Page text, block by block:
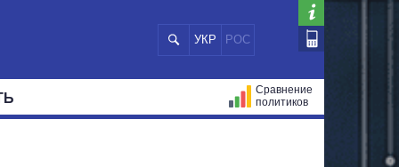
УКР РОС
Сравнение
политиков